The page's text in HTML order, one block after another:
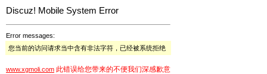
Discuz! Mobile System Error
Error messages:
您当前的访问请求当中含有非法字符，已经被系统拒绝
www.xgmoli.com 此错误给您带来的不便我们深感歉意